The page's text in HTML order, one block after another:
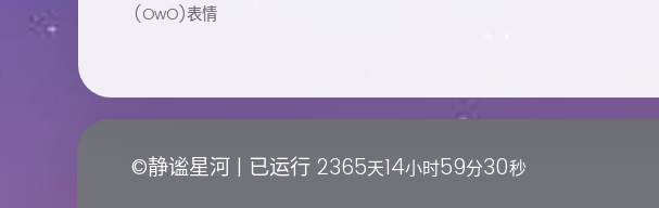
(OwO)表情
©静谧星河 | 已运行2365天14小时59分30秒